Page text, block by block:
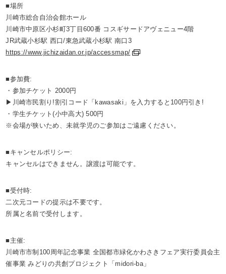
■場所
川崎市総合自治会館ホール
川崎市中原区小杉町3丁目600番 コスギサードアヴェニュー4階
JR武蔵小杉駅 西口/東急武蔵小杉駅 南口3
https://www.jichizaidan.or.jp/accessmap/
■参加費:
・参加チケット 2000円
▶川崎市民割り!割引コード「kawasaki」を入力すると100円引き!
・学生チケット(小中高大) 500円
※会場が狭いため、未就学児のご参加はご遠慮ください。
■キャンセルポリシー:
キャンセルはできません。譲渡は可能です。
■受付時:
二次元コードの提示は不要です。
所属と名前で受付します。
■主催:
川崎市市制100周年記念事業 全国都市緑化かわさきフェア実行委員会主
催事業 みどりの共創プロジェクト「midori-ba」